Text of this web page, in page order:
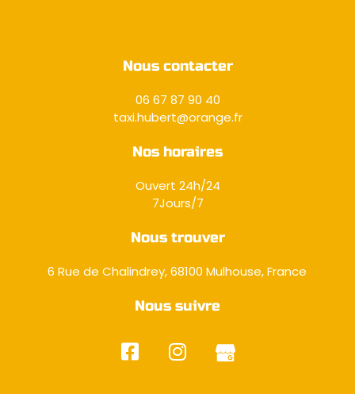
Nous contacter
06 67 87 90 40
taxi.hubert@orange.fr
Nos horaires
Ouvert 24h/24
7Jours/7
Nous trouver
6 Rue de Chalindrey, 68100 Mulhouse, France
Nous suivre